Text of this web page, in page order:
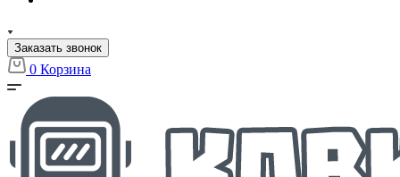
Заказать звонок
0 Корзина